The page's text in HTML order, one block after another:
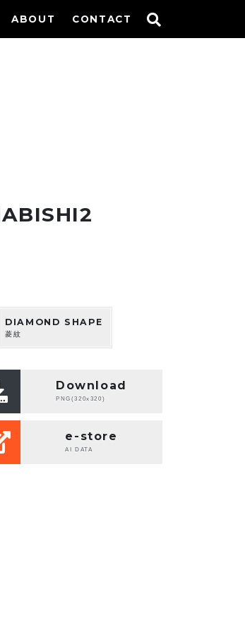
ABOUT CONTACT
DIAMOND SHAPE
菱紋
Download
PNG(320x320)
e-store
AI DATA